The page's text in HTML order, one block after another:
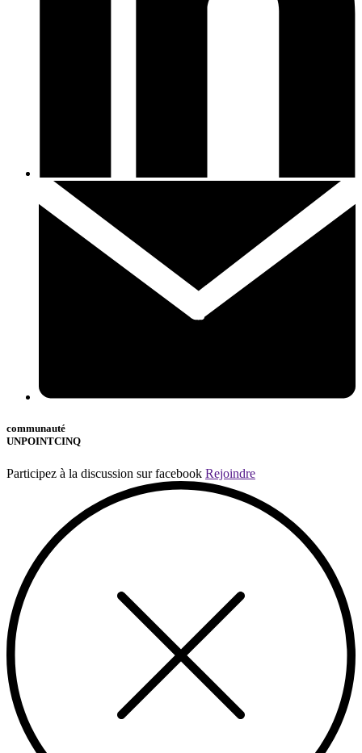
communauté
UNPOINTCINQ
Participez à la discussion sur facebook Rejoindre